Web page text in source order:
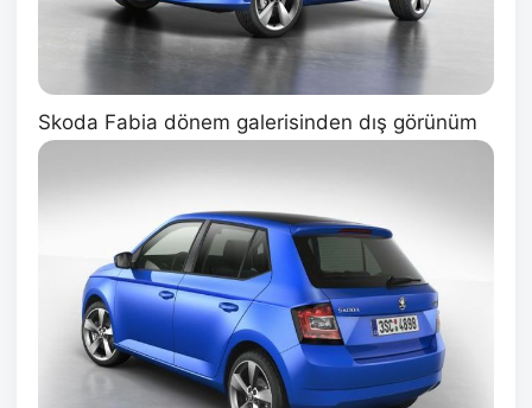
Skoda Fabia dönem galerisinden dış görünüm